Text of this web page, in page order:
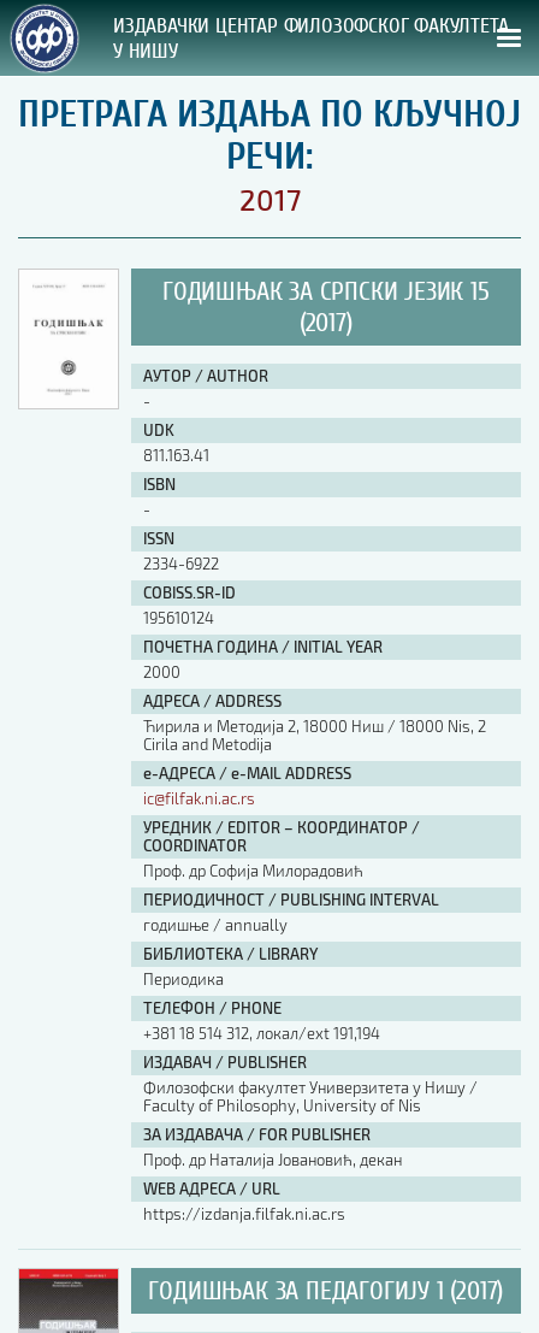
ИЗДАВАЧКИ ЦЕНТАР ФИЛОЗОФСКОГ ФАКУЛТЕТА
У НИШУ
СВА НАША ИЗДАЊА
ВРСТА ИЗДАЊА:
ПРЕГЛЕД
УПУТСТВА
УПУТСТВА
Правилник о издавачкој делатности
Упутство ауторима
Упутство уредницима
Изјава о ауторству
Изјава о лектури
Изјава о коришћењу ауторског дела
Упутство за бирање лиценце
Уговор са аутором
Шаблон прве стране и импресума [B5, ћир]
Шаблон прве стране и импресума [B5, лат]
Шаблон прве стране и импресума [B5, енг]
Етички кодекс
ПРЕТРАГА ИЗДАЊА
Наслов или део наслова
АУТОР / AUTHOR
ISBN
ПРЕТРАГА ИЗДАЊА ПО КЉУЧНОЈ
РЕЧИ:
2017
ГОДИШЊАК ЗА СРПСКИ ЈЕЗИК 15
(2017)
АУТОР / AUTHOR
-
UDK
811.163.41
ISBN
-
ISSN
2334-6922
COBISS.SR-ID
195610124
ПОЧЕТНА ГОДИНА / INITIAL YEAR
2000
АДРЕСА / ADDRESS
Ћирила и Методија 2, 18000 Ниш / 18000 Nis, 2
Cirila and Metodija
е-АДРЕСА / e-MAIL ADDRESS
ic@filfak.ni.ac.rs
УРЕДНИК / EDITOR – КООРДИНАТОР /
COORDINATOR
Проф. др Софија Милорадовић
ПЕРИОДИЧНОСТ / PUBLISHING INTERVAL
годишње / annually
БИБЛИОТЕКА / LIBRARY
Периодика
ТЕЛЕФОН / PHONE
+381 18 514 312, локал/ext 191,194
ИЗДАВАЧ / PUBLISHER
Филозофски факултет Универзитета у Нишу /
Faculty of Philosophy, University of Nis
ЗА ИЗДАВАЧА / FOR PUBLISHER
Проф. др Наталија Јовановић, декан
WEB АДРЕСА / URL
https://izdanja.filfak.ni.ac.rs
ГОДИШЊАК ЗА ПЕДАГОГИЈУ 1 (2017)